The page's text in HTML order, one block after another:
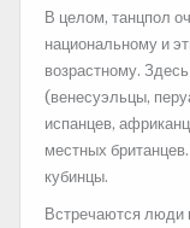
В целом, танцпол
национальному и
возрастному.
(венесуэльцы,
испанцев,
местных
кубинцы.
Встречаются люди